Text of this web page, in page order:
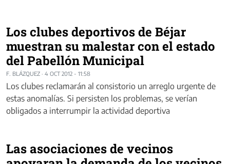
Los clubes deportivos de Béjar
muestran su malestar con el estado
del Pabellón Municipal
F. BLÁZQUEZ · 4 OCT 2012 - 11:58
Los clubes reclamarán al consistorio un arreglo urgente de
estas anomalías. Si persisten los problemas, se verían
obligados a interrumpir la actividad deportiva
Las asociaciones de vecinos